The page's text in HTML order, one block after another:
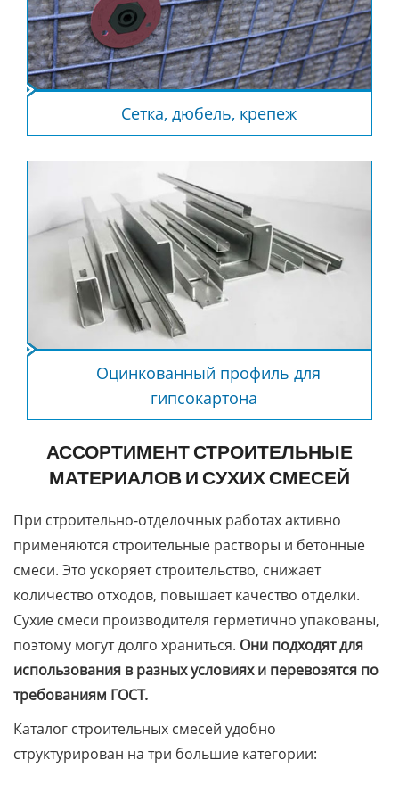
Сетка, дюбель, крепеж
Оцинкованный профиль для
гипсокартона
АССОРТИМЕНТ СТРОИТЕЛЬНЫЕ
МАТЕРИАЛОВ И СУХИХ СМЕСЕЙ
При строительно-отделочных работах активно
применяются строительные растворы и бетонные
смеси. Это ускоряет строительство, снижает
количество отходов, повышает качество отделки.
Сухие смеси производителя герметично упакованы,
поэтому могут долго храниться. Они подходят для
использования в разных условиях и перевозятся по
требованиям ГОСТ.
Каталог строительных смесей удобно
структурирован на три большие категории: